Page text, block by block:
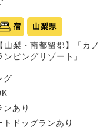
宿 山梨県
【山梨・南都留郡】「カ
ンピングリゾート」
グ
あり
トドッグランあり